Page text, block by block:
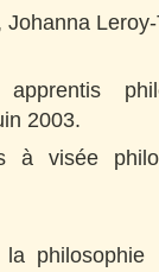
apprentis
2003.
à visée
philosophie